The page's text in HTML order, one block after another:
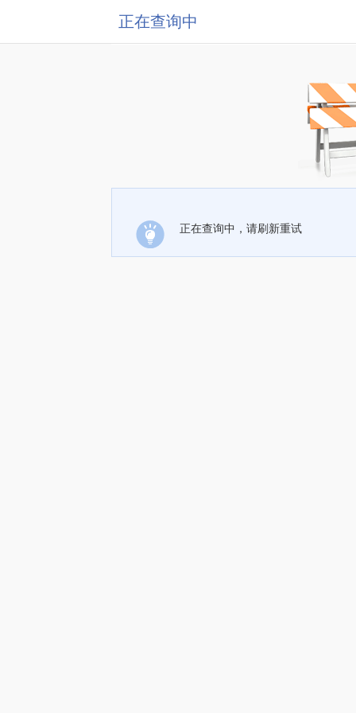
正在查询中
正在查询中，请刷新重试